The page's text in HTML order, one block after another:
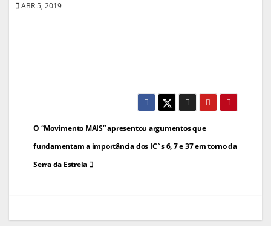
ABR 5, 2019
Navegação
de
artigos
O “Movimento MAIS” apresentou argumentos que
fundamentam a importância dos IC`s 6, 7 e 37 em torno da
Serra da Estrela